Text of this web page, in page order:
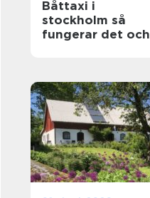
Båttaxi i
stockholm så
fungerar det och